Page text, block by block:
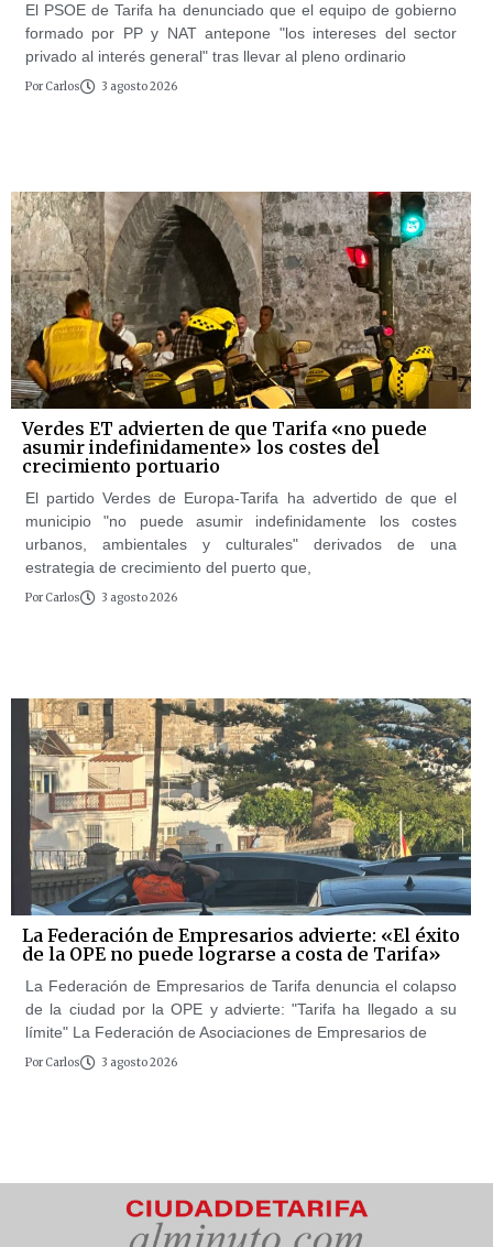
El PSOE de Tarifa ha denunciado que el equipo de gobierno
formado por PP y NAT antepone "los intereses del sector
privado al interés general" tras llevar al pleno ordinario
Por Carlos 3 agosto 2026
Verdes ET advierten de que Tarifa «no puede
asumir indefinidamente» los costes del
crecimiento portuario
El partido Verdes de Europa-Tarifa ha advertido de que el
municipio "no puede asumir indefinidamente los costes
urbanos, ambientales y culturales" derivados de una
estrategia de crecimiento del puerto que,
Por Carlos 3 agosto 2026
La Federación de Empresarios advierte: «El éxito
de la OPE no puede lograrse a costa de Tarifa»
La Federación de Empresarios de Tarifa denuncia el colapso
de la ciudad por la OPE y advierte: "Tarifa ha llegado a su
límite" La Federación de Asociaciones de Empresarios de
Por Carlos 3 agosto 2026